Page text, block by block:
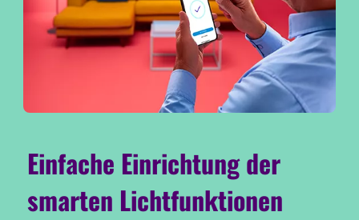
Einfache Einrichtung der
smarten Lichtfunktionen